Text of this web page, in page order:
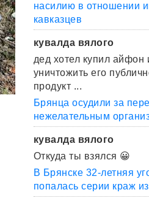
насилию в отношении
кавказцев
кувалда вялого
дед хотел купил айфон
уничтожить его
продукт ...
Брянца осудили за
нежелательным
кувалда вялого
Откуда ты взялся 😀
В Брянске 32-летняя
попалась серии краж